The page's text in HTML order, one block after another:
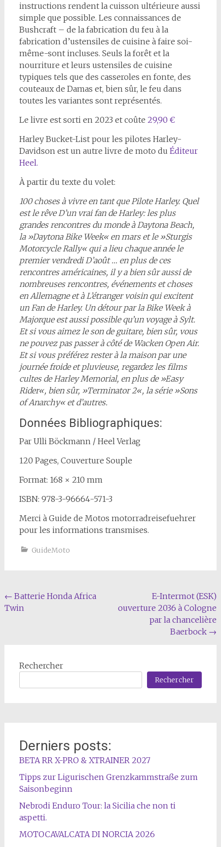
instructions rendent la cuisson ultérieure aussi
simple que possible. Les connaissances de
Bushcraft – de la fabrication du feu à la
fabrication d’ustensiles de cuisine à faire soi-
même-sont incluses. Seuls la forêt et la
nourriture et leurs ustensiles de cuisine
typiques tels que des casseroles en fonte, des
couteaux de Damas et, bien sûr, le feu dans
toutes les variantes sont représentés.
Le livre est sorti en 2023 et coûte 29,90 €
Harley Bucket-List pour les pilotes Harley-
Davidson est un autre livre de moto du Éditeur
Heel.
À partir du texte du volet:
100 choses à vivre en tant que Pilote Harley. Quel
est le rêve D’un vrai fan de Harley: les plus
grandes rencontres du monde à Daytona Beach,
la »Daytona Bike Week« en mars et le »Sturgis
Motorcycle Rally« qui a lieu chaque année le
premier vendredi D’août … en plus de ces
rencontres américaines, il y a bien sûr aussi de
nombreuses rencontres, événements et choses
en Allemagne et à L’étranger voisin qui excitent
un Fan de Harley. Un détour par la Bike Week à
Majorque est aussi possible qu’un voyage à Sylt.
Et si vous aimez le son de guitare, bien sûr, vous
ne pouvez pas passer à côté de Wacken Open Air.
Et si vous préférez rester à la maison par une
journée froide et pluvieuse, regardez les films
cultes de Harley Memorial, en plus de »Easy
Rider«, bien sûr, »Terminator 2«, la série »Sons
of Anarchy« et d’autres.
Données Bibliographiques:
Par Ulli Böckmann / Heel Verlag
120 Pages, Couverture Souple
Format: 168 × 210 mm
ISBN: 978-3-96664-571-3
Merci à Guide de Motos motorradreisefuehrer
pour les informations transmises.
GuideMoto
Navigation
de
← Batterie Honda Africa
Twin
E-Intermot (ESK)
ouverture 2036 à Cologne
par la chancelière
Baerbock →
Rechercher
Rechercher
Derniers posts:
BETA RR X-PRO & XTRAINER 2027
Tipps zur Ligurischen Grenzkammstraße zum
Saisonbeginn
Nebrodi Enduro Tour: la Sicilia che non ti
aspetti.
MOTOCAVALCATA DI NORCIA 2026